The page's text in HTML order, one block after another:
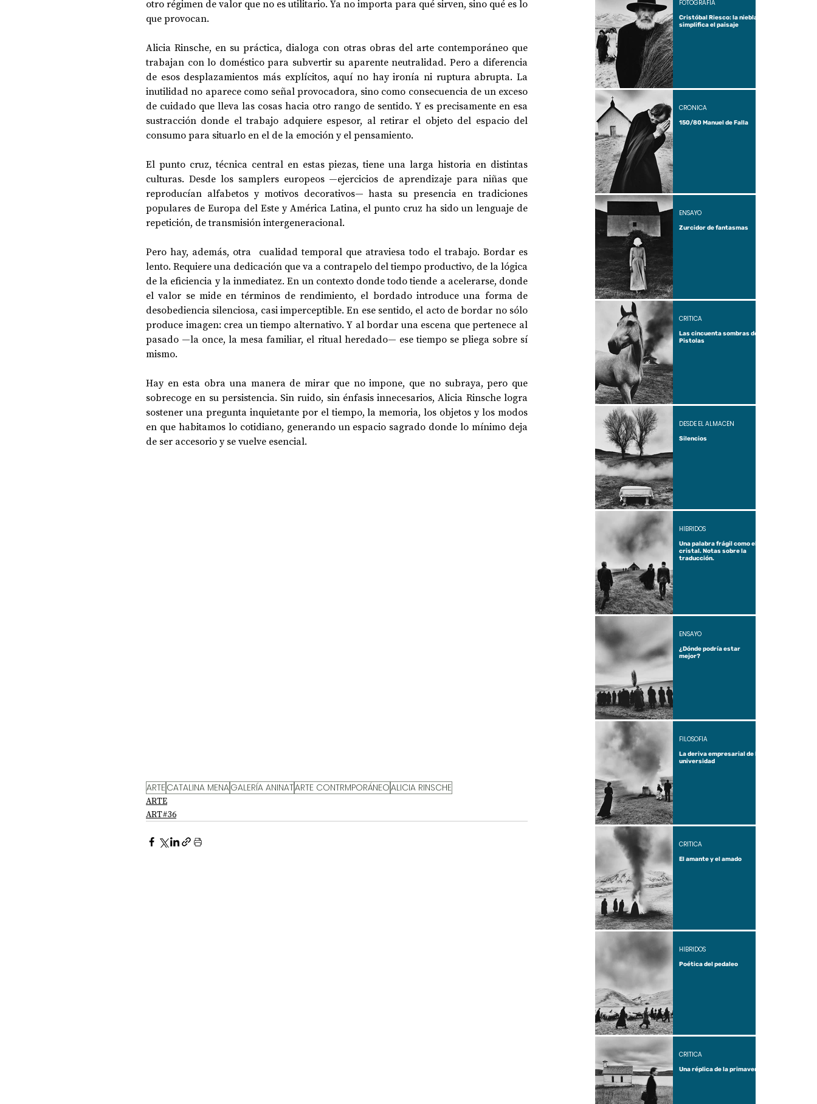
otro régimen de valor que no es utilitario. Ya no importa para qué sirven, sino qué es lo
que provocan.
Alicia Rinsche, en su práctica, dialoga con otras obras del arte contemporáneo que
trabajan con lo doméstico para subvertir su aparente neutralidad. Pero a diferencia
de esos desplazamientos más explícitos, aquí no hay ironía ni ruptura abrupta. La
inutilidad no aparece como señal provocadora, sino como consecuencia de un exceso
de cuidado que lleva las cosas hacia otro rango de sentido. Y es precisamente en esa
sustracción donde el trabajo adquiere espesor, al retirar el objeto del espacio del
consumo para situarlo en el de la emoción y el pensamiento.
El punto cruz, técnica central en estas piezas, tiene una larga historia en distintas
culturas. Desde los samplers europeos —ejercicios de aprendizaje para niñas que
reproducían alfabetos y motivos decorativos— hasta su presencia en tradiciones
populares de Europa del Este y América Latina, el punto cruz ha sido un lenguaje de
repetición, de transmisión intergeneracional.
Pero hay, además, otra  cualidad temporal que atraviesa todo el trabajo. Bordar es
lento. Requiere una dedicación que va a contrapelo del tiempo productivo, de la lógica
de la eficiencia y la inmediatez. En un contexto donde todo tiende a acelerarse, donde
el valor se mide en términos de rendimiento, el bordado introduce una forma de
desobediencia silenciosa, casi imperceptible. En ese sentido, el acto de bordar no sólo
produce imagen: crea un tiempo alternativo. Y al bordar una escena que pertenece al
pasado —la once, la mesa familiar, el ritual heredado— ese tiempo se pliega sobre sí
mismo.
Hay en esta obra una manera de mirar que no impone, que no subraya, pero que
sobrecoge en su persistencia. Sin ruido, sin énfasis innecesarios, Alicia Rinsche logra
sostener una pregunta inquietante por el tiempo, la memoria, los objetos y los modos
en que habitamos lo cotidiano, generando un espacio sagrado donde lo mínimo deja
de ser accesorio y se vuelve esencial.
ARTECATALINA MENAGALERÍA ANINATARTE CONTRMPORÁNEOALICIA RINSCHE
ARTE
ART#36
Cristóbal Riesco: la niebla
simplifica el paisaje
FOTOGRAFÍA
150/80 Manuel de Falla
CRÓNICA
Zurcidor de fantasmas
ENSAYO
Las cincuenta sombras de
Pistolas
CRÍTICA
Silencios
DESDE EL ALMACÉN
Una palabra frágil como el
cristal. Notas sobre la
traducción.
HÍBRIDOS
¿Dónde podría estar
mejor?
ENSAYO
La deriva empresarial de la
universidad
FILOSOFÍA
El amante y el amado
CRÍTICA
Poética del pedaleo
HÍBRIDOS
Una réplica de la primavera
CRÍTICA